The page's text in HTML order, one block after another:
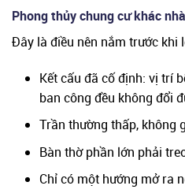
Phong thủy chung cư khác
Đây là điều nên nắm trước khi
Kết cấu đã cố định: vị trí
ban công đều không đổi
Trần thường thấp, không
Bàn thờ phần lớn phải
Chỉ có một hướng mở ra